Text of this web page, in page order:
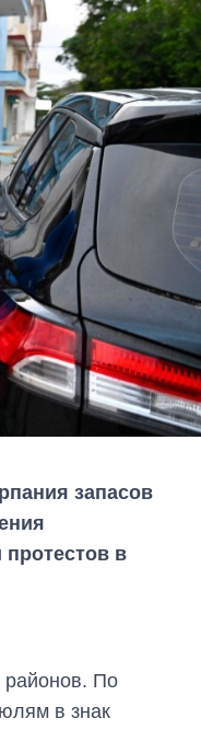
запасов
в
районов. По
в знак